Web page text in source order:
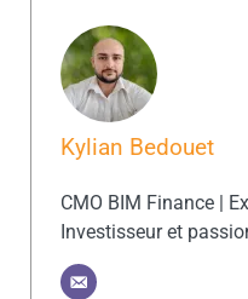
Kylian Bedouet
CMO BIM Finance |
Investisseur et